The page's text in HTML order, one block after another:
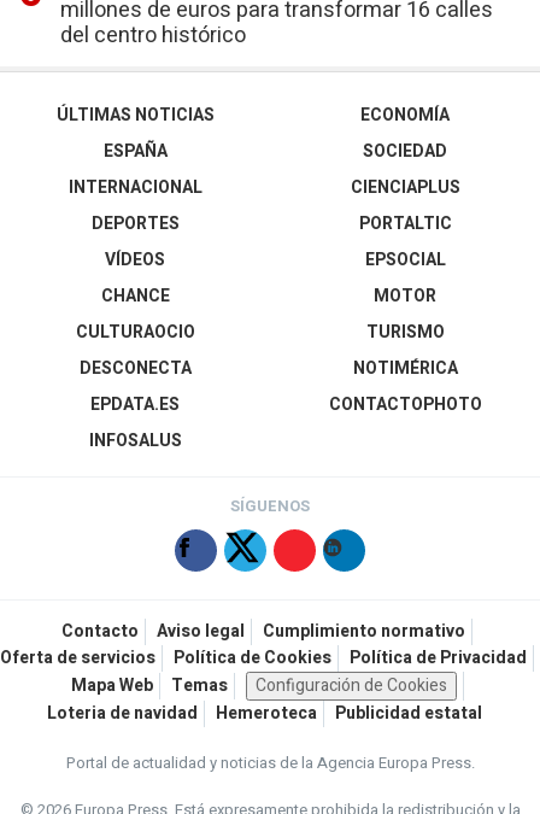
millones de euros para transformar 16 calles
del centro histórico
ÚLTIMAS NOTICIAS
ESPAÑA
INTERNACIONAL
DEPORTES
VÍDEOS
ECONOMÍA
SOCIEDAD
CIENCIAPLUS
PORTALTIC
EPSOCIAL
CHANCE
CULTURAOCIO
DESCONECTA
EPDATA.ES
INFOSALUS
MOTOR
TURISMO
NOTIMÉRICA
CONTACTOPHOTO
SÍGUENOS
Contacto Aviso legal
Cumplimiento normativo
Oferta de servicios
Política de Cookies
Política de Privacidad
Mapa Web
Temas
Configuración de Cookies
Loteria de navidad
Hemeroteca Publicidad estatal
Portal de actualidad y noticias de la Agencia Europa Press.